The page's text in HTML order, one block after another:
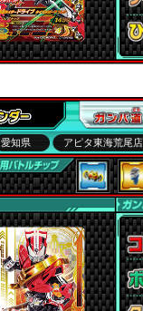
愛知県 アピタ東海荒尾店